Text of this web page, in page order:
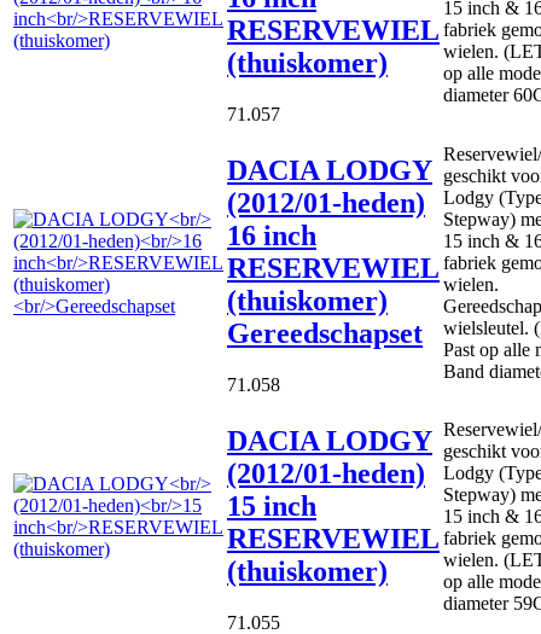
RESERVEWIEL
(thuiskomer)
71.057
15 inch &
fabriek
wielen.
op alle
diameter
DACIA LODGY
(2012/01-heden)
16 inch
RESERVEWIEL
(thuiskomer)
Gereedschapset
71.058
geschikt
Lodgy
Stepway)
15 inch &
fabriek
wielen.
wielsleutel.
Past op alle
Band
DACIA LODGY
(2012/01-heden)
15 inch
RESERVEWIEL
(thuiskomer)
71.055
geschikt
Lodgy
Stepway)
15 inch &
fabriek
wielen.
op alle
diameter